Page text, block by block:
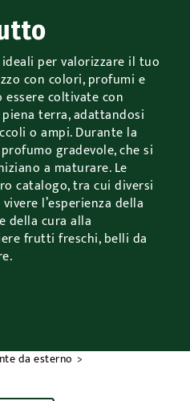
per valorizzare il tuo
con colori, profumi e
coltivate con
terra, adattandosi
o ampi. Durante la
gradevole, che si
a maturare. Le
catalogo, tra cui diversi
l’esperienza della
della cura alla
frutti freschi, belli da
da esterno